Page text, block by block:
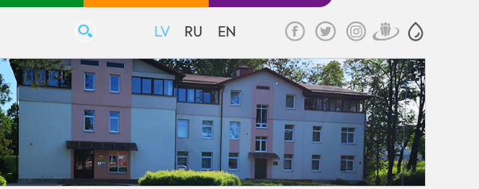
LV RU EN